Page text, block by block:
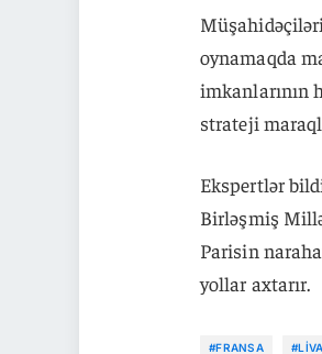
oynamaqda
imkanlarının
strateji
Ekspertlər
Birləşmiş
Parisin
yollar axtarır.
#FRANSA